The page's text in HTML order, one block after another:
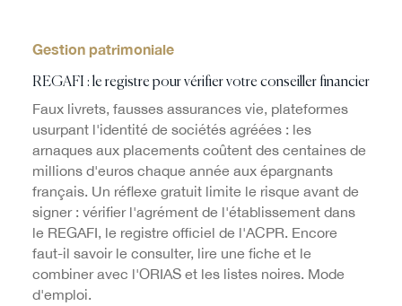
Gestion patrimoniale
REGAFI : le registre pour vérifier votre conseiller financier
Faux livrets, fausses assurances vie, plateformes
usurpant l'identité de sociétés agréées : les
arnaques aux placements coûtent des centaines de
millions d'euros chaque année aux épargnants
français. Un réflexe gratuit limite le risque avant de
signer : vérifier l'agrément de l'établissement dans
le REGAFI, le registre officiel de l'ACPR. Encore
faut-il savoir le consulter, lire une fiche et le
combiner avec l'ORIAS et les listes noires. Mode
d'emploi.